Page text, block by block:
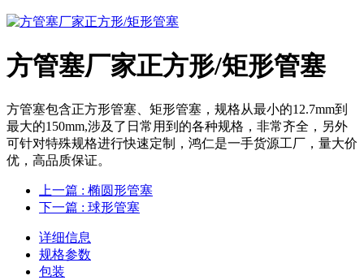
方管塞厂家正方形/矩形管塞
方管塞包含正方形管塞、矩形管塞，规格从最小的12.7mm到
最大的150mm,涉及了日常用到的各种规格，非常齐全，另外
可针对特殊规格进行快速定制，鸿仁是一手货源工厂，量大价
优，高品质保证。
上一篇 : 椭圆形管塞
下一篇 : 球形管塞
详细信息
规格参数
包装